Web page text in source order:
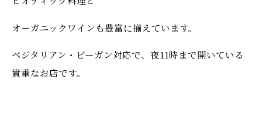
オーガニックワインも豊富に揃えています。
ベジタリアン・ビーガン対応で、夜11時まで開いている
貴重なお店です。